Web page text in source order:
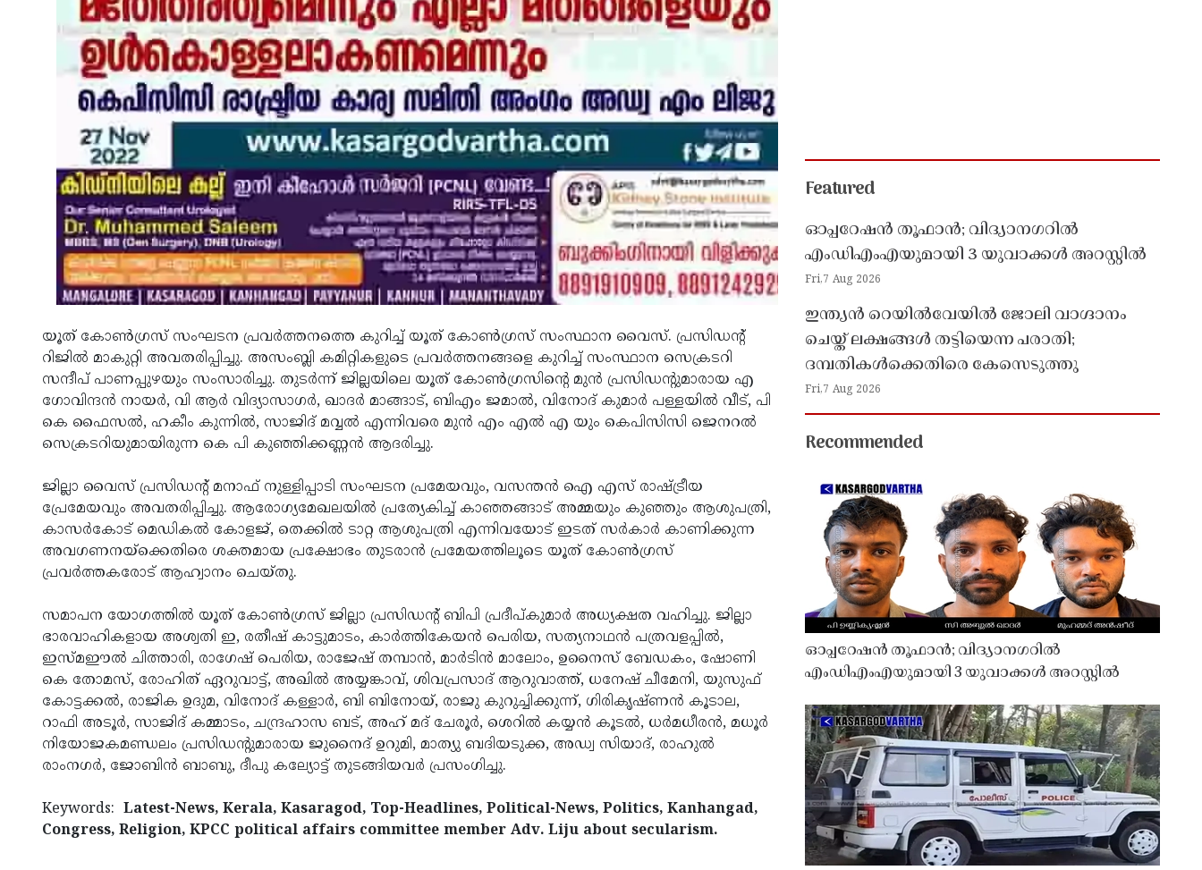
യൂത് കോണ്‍ഗ്രസ് സംഘടന പ്രവര്‍ത്തനത്തെ കുറിച്ച് യൂത് കോണ്‍ഗ്രസ് സംസ്ഥാന വൈസ്. പ്രസിഡന്റ്
റിജില്‍ മാകുറ്റി അവതരിപ്പിച്ചു. അസംബ്ലി കമിറ്റികളുടെ പ്രവര്‍ത്തനങ്ങളെ കുറിച്ച് സംസ്ഥാന സെക്രടറി
സന്ദീപ് പാണപ്പുഴയും സംസാരിച്ചു. തുടര്‍ന്ന് ജില്ലയിലെ യൂത് കോണ്‍ഗ്രസിന്റെ മുന്‍ പ്രസിഡന്റുമാരായ എ
ഗോവിന്ദന്‍ നായര്‍, വി ആര്‍ വിദ്യാസാഗര്‍, ഖാദര്‍ മാങ്ങാട്, ബിഎം ജമാല്‍, വിനോദ് കുമാര്‍ പള്ളയില്‍ വീട്, പി
കെ ഫൈസല്‍, ഹകീം കുന്നില്‍, സാജിദ് മവ്വല്‍ എന്നിവരെ മുന്‍ എം എല്‍ എ യും കെപിസിസി ജെനറല്‍
സെക്രടറിയുമായിരുന്ന കെ പി കുഞ്ഞിക്കണ്ണന്‍ ആദരിച്ചു.
ജില്ലാ വൈസ് പ്രസിഡന്റ് മനാഫ് നുള്ളിപ്പാടി സംഘടന പ്രമേയവും, വസന്തന്‍ ഐ എസ് രാഷ്ട്രീയ
പ്രേമേയവും അവതരിപ്പിച്ചു. ആരോഗ്യമേഖലയില്‍ പ്രത്യേകിച്ച് കാഞ്ഞങ്ങാട് അമ്മയും കുഞ്ഞും ആശുപത്രി,
കാസര്‍കോട് മെഡികല്‍ കോളജ്, തെക്കില്‍ ടാറ്റ ആശുപത്രി എന്നിവയോട് ഇടത് സര്‍കാര്‍ കാണിക്കുന്ന
അവഗണനയ്ക്കെതിരെ ശക്തമായ പ്രക്ഷോഭം തുടരാന്‍ പ്രമേയത്തിലൂടെ യൂത് കോണ്‍ഗ്രസ്
പ്രവര്‍ത്തകരോട് ആഹ്വാനം ചെയ്തു.
സമാപന യോഗത്തില്‍ യൂത് കോണ്‍ഗ്രസ് ജില്ലാ പ്രസിഡന്റ് ബിപി പ്രദീപ്കുമാര്‍ അധ്യക്ഷത വഹിച്ചു. ജില്ലാ
ഭാരവാഹികളായ അശ്വതി ഇ, രതീഷ് കാട്ടുമാടം, കാര്‍ത്തികേയന്‍ പെരിയ, സത്യനാഥന്‍ പത്രവളപ്പില്‍,
ഇസ്മഈല്‍ ചിത്താരി, രാഗേഷ് പെരിയ, രാജേഷ് തമ്പാന്‍, മാര്‍ടിന്‍ മാലോം, ഉനൈസ് ബേഡകം, ഷോണി
കെ തോമസ്, രോഹിത് ഏറുവാട്ട്, അഖില്‍ അയ്യങ്കാവ്, ശിവപ്രസാദ് ആറുവാത്ത്, ധനേഷ് ചീമേനി, യുസുഫ്
കോട്ടക്കല്‍, രാജിക ഉദുമ, വിനോദ് കള്ളാര്‍, ബി ബിനോയ്, രാജു കുറുച്ചിക്കുന്ന്, ഗിരികൃഷ്ണന്‍ കൂടാല,
റാഫി അടൂര്‍, സാജിദ് കമ്മാടം, ചന്ദ്രഹാസ ബട്, അഹ് മദ് ചേരൂര്‍, ശെറില്‍ കയ്യന്‍ കൂടല്‍, ധര്‍മധീരന്‍, മധൂര്‍
നിയോജകമണ്ഡലം പ്രസിഡന്റുമാരായ ജുനൈദ് ഉറുമി, മാത്യു ബദിയടുക്ക, അഡ്വ സിയാദ്, രാഹുല്‍
രാംനഗര്‍, ജോബിന്‍ ബാബു, ദീപു കല്യോട്ട് തുടങ്ങിയവര്‍ പ്രസംഗിച്ചു.
Keywords: Latest-News, Kerala, Kasaragod, Top-Headlines, Political-News, Politics, Kanhangad,
Congress, Religion, KPCC political affairs committee member Adv. Liju about secularism.
Featured
ഓപ്പറേഷൻ തൂഫാൻ; വിദ്യാനഗറിൽ
എംഡിഎംഎയുമായി 3 യുവാക്കൾ അറസ്റ്റിൽ
Fri,7 Aug 2026
ഇന്ത്യൻ റെയിൽവേയിൽ ജോലി വാഗ്ദാനം
ചെയ്ത് ലക്ഷങ്ങൾ തട്ടിയെന്ന പരാതി;
ദമ്പതികൾക്കെതിരെ കേസെടുത്തു
Fri,7 Aug 2026
Recommended
ഓപ്പറേഷൻ തൂഫാൻ; വിദ്യാനഗറിൽ
എംഡിഎംഎയുമായി 3 യുവാക്കൾ അറസ്റ്റിൽ